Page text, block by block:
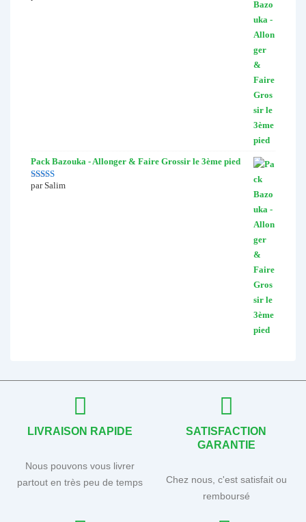
Pack Bazouka - Allonger & Faire Grossir le 3ème pied
Note5sur 5
par Salim
LIVRAISON RAPIDE
Nous pouvons vous livrer
partout en très peu de temps
SATISFACTION
GARANTIE
Chez nous, c'est satisfait ou
remboursé